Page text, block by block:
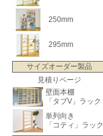
250mm
295mm
サイズオーダー製品
見積りページ
壁面本棚
「タブV」ラック
単列向き
「コティ」ラック